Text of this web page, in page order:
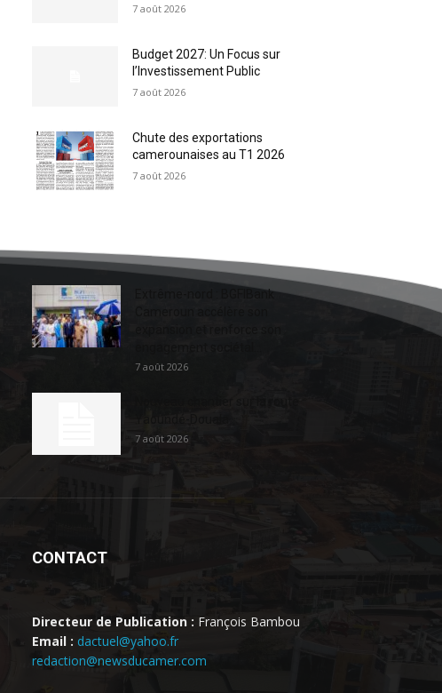
7 août 2026
Budget 2027: Un Focus sur
l’Investissement Public
7 août 2026
Chute des exportations
camerounaises au T1 2026
7 août 2026
Extrême-nord : BGFIBank
7 août 2026
7 août 2026
CONTACT
Directeur de Publication : François Bambou
Email : dactuel@yahoo.fr
redaction@newsducamer.com